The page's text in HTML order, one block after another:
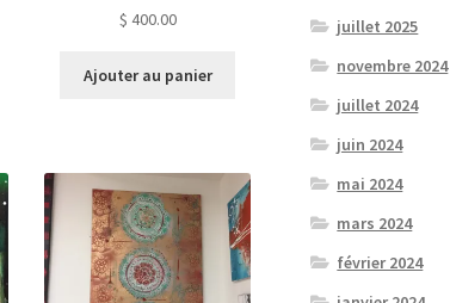
$ 400.00
Ajouter au panier
juillet 2025
novembre 2024
juillet 2024
juin 2024
mai 2024
mars 2024
février 2024